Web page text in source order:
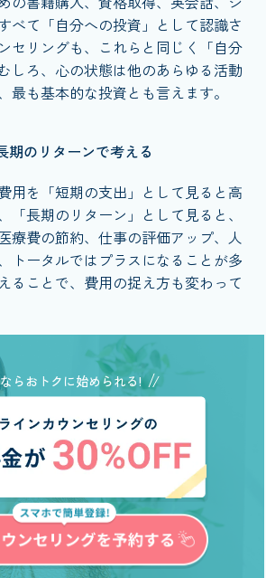
べて「自分への投資」として認識さ
セリングも、これらと同じく「自分
しろ、心の状態は他のあらゆる活動
最も基本的な投資とも言えます。
期のリターンで考える
用を「短期の支出」として見ると高
「長期のリターン」として見ると、
療費の節約、仕事の評価アップ、人
トータルではプラスになることが多
ることで、費用の捉え方も変わって
らおトクに始められる!